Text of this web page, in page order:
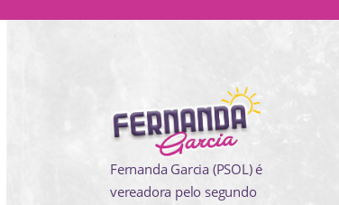
Fernanda Garcia (PSOL) é
vereadora pelo segundo